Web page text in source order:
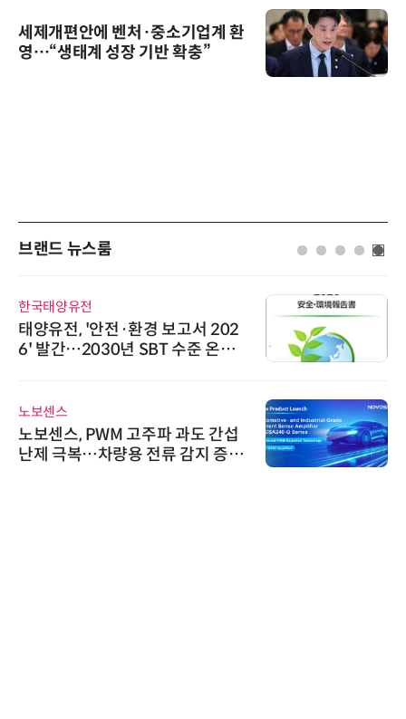
세제개편안에 벤처·중소기업계 환
영…“생태계 성장 기반 확충”
브랜드 뉴스룸
한국태양유전
태양유전, '안전·환경 보고서 202
6' 발간…2030년 SBT 수준 온실
노보센스
노보센스, PWM 고주파 과도 간섭
난제 극복…차량용 전류 감지 증폭